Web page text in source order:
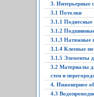
3. Интерьерные
3.1 Потолки
3.1.1 Подвесные
3.1.2
3.1.3 Натяжные
3.1.4 Клеевые
3.1.5 Элементы
3.2 Материалы
стен и
4. Инженерное
4.3